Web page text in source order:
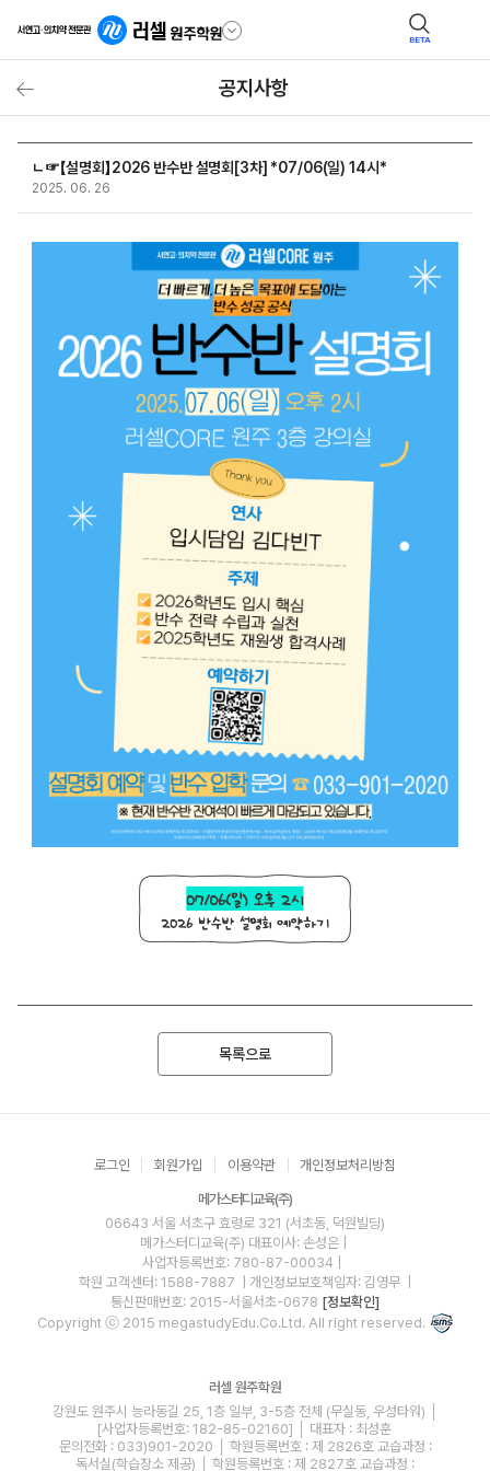
BETA
공지사항
ㄴ☞【설명회】2026 반수반 설명회[3차] *07/06(일) 14시*
2025. 06. 26
목록으로
로그인 회원가입 이용약관 개인정보처리방침
메가스터디교육(주)
06643 서울 서초구 효령로 321 (서초동, 덕원빌딩)
메가스터디교육(주) 대표이사: 손성은 |
사업자등록번호: 780-87-00034
학원 고객센터: 1588-7887
| 개인정보보호책임자: 김영무
통신판매번호: 2015-서울서초-0678 [정보확인]
Copyright ⓒ 2015 megastudyEdu.Co.Ltd. All right reserved.
러셀 원주학원
강원도 원주시 능라동길 25, 1층 일부, 3-5층 전체 (무실동, 우성타워) │
[사업자등록번호: 182-85-02160] │ 대표자 : 최성훈
문의전화 : 033)901-2020 │ 학원등록번호 : 제 2826호 교습과정 :
독서실(학습장소 제공) │ 학원등록번호 : 제 2827호 교습과정 :